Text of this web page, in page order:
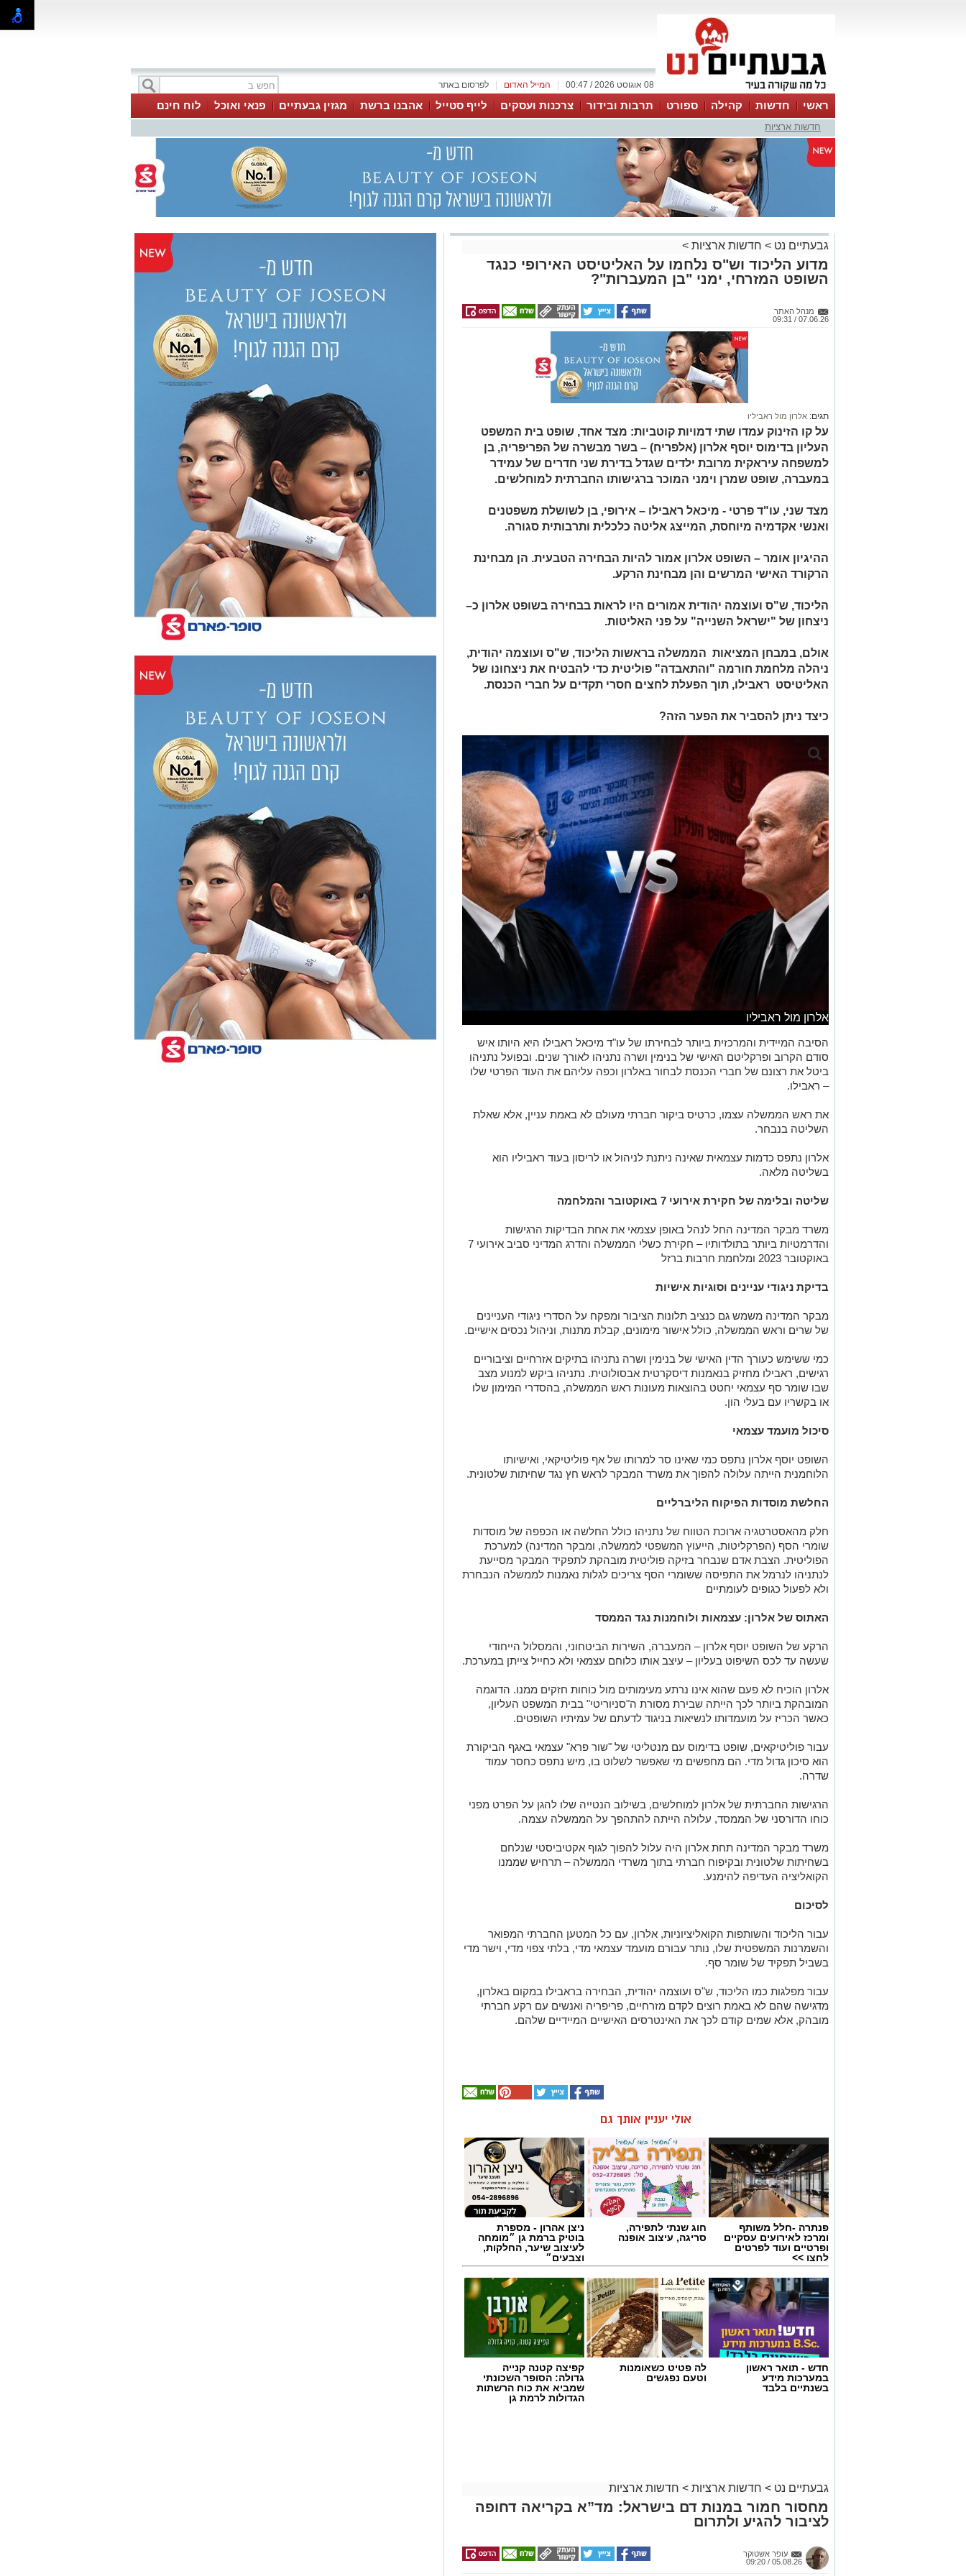
לפרסום באתר המייל האדום 08 אוגוסט 2026 / 00:47
ראשי חדשות קהילה ספורט תרבות ובידור צרכנות ועסקים לייף סטייל אהבנו ברשת מגזין גבעתיים פנאי ואוכל לוח חינם
חדשות ארציות
גבעתיים נט > חדשות ארציות >
מדוע הליכוד וש"ס נלחמו על האליטיסט האירופי כנגד
השופט המזרחי, ימני "בן המעברות"?
מנהל האתר
07.06.26 / 09:31
תגים: אלרון מול ראביליו
על קו הזינוק עמדו שתי דמויות קוטביות: מצד אחד, שופט בית המשפט
העליון בדימוס יוסף אלרון (אלפריח) – בשר מבשרה של הפריפריה, בן
למשפחה עיראקית מרובת ילדים שגדל בדירת שני חדרים של עמידר
במעברה, שופט שמרן וימני המוכר ברגישותו החברתית למוחלשים.
מצד שני, עו"ד פרטי - מיכאל ראבילו – אירופי, בן לשושלת משפטנים
ואנשי אקדמיה מיוחסת, המייצג אליטה כלכלית ותרבותית סגורה.
ההיגיון אומר – השופט אלרון אמור להיות הבחירה הטבעית. הן מבחינת
הרקורד האישי המרשים והן מבחינת הרקע.
הליכוד, ש"ס ועוצמה יהודית אמורים היו לראות בבחירה בשופט אלרון כ–
ניצחון של "ישראל השנייה" על פני האליטות.
אולם, במבחן המציאות הממשלה בראשות הליכוד, ש"ס ועוצמה יהודית,
ניהלה מלחמת חורמה "והתאבדה" פוליטית כדי להבטיח את ניצחונו של
האליטיסט ראבילו, תוך הפעלת לחצים חסרי תקדים על חברי הכנסת.
כיצד ניתן להסביר את הפער הזה?
אלרון מול ראביליו
הסיבה המיידית והמרכזית ביותר לבחירתו של עו"ד מיכאל ראבילו היא היותו איש
סודם הקרוב ופרקליטם האישי של בנימין ושרה נתניהו לאורך שנים. ובפועל נתניהו
ביטל את רצונם של חברי הכנסת לבחור באלרון וכפה עליהם את העוד הפרטי שלו
– ראבילו.
את ראש הממשלה עצמו, כרטיס ביקור חברתי מעולם לא באמת עניין, אלא שאלת
השליטה בנבחר.
אלרון נתפס כדמות עצמאית שאינה ניתנת לניהול או לריסון בעוד ראביליו הוא
בשליטה מלאה.
שליטה ובלימה של חקירת אירועי 7 באוקטובר והמלחמה
משרד מבקר המדינה החל לנהל באופן עצמאי את אחת הבדיקות הרגישות
והדרמטיות ביותר בתולדותיו – חקירת כשלי הממשלה והדרג המדיני סביב אירועי 7
באוקטובר 2023 ומלחמת חרבות ברזל
בדיקת ניגודי עניינים וסוגיות אישיות
מבקר המדינה משמש גם כנציב תלונות הציבור ומפקח על הסדרי ניגודי העניינים
של שרים וראש הממשלה, כולל אישור מימונים, קבלת מתנות, וניהול נכסים אישיים.
כמי ששימש כעורך הדין האישי של בנימין ושרה נתניהו בתיקים אזרחיים וציבוריים
רגישים, ראבילו מחזיק בנאמנות דיסקרטית אבסולוטית. נתניהו ביקש למנוע מצב
שבו שומר סף עצמאי יחטט בהוצאות מעונות ראש הממשלה, בהסדרי המימון שלו
או בקשריו עם בעלי הון.
סיכול מועמד עצמאי
השופט יוסף אלרון נתפס כמי שאינו סר למרותו של אף פוליטיקאי, ואישיותו
הלוחמנית הייתה עלולה להפוך את משרד המבקר לראש חץ נגד שחיתות שלטונית.
החלשת מוסדות הפיקוח הליברליים
חלק מהאסטרטגיה ארוכת הטווח של נתניהו כולל החלשה או הכפפה של מוסדות
שומרי הסף (הפרקליטות, הייעוץ המשפטי לממשלה, ומבקר המדינה) למערכת
הפוליטית. הצבת אדם שנבחר בזיקה פוליטית מובהקת לתפקיד המבקר מסייעת
לנתניהו לנרמל את התפיסה ששומרי הסף צריכים לגלות נאמנות לממשלה הנבחרת
ולא לפעול כגופים לעומתיים
האתוס של אלרון: עצמאות ולוחמנות נגד הממסד
הרקע של השופט יוסף אלרון – המעברה, השירות הביטחוני, והמסלול הייחודי
שעשה עד לכס השיפוט בעליון – עיצב אותו כלוחם עצמאי ולא כחייל צייתן במערכת.
אלרון הוכיח לא פעם שהוא אינו נרתע מעימותים מול כוחות חזקים ממנו. הדוגמה
המובהקת ביותר לכך הייתה שבירת מסורת ה"סניוריטי" בבית המשפט העליון,
כאשר הכריז על מועמדותו לנשיאות בניגוד לדעתם של עמיתיו השופטים.
עבור פוליטיקאים, שופט בדימוס עם מנטליטי של "שור פרא" עצמאי באגף הביקורת
הוא סיכון גדול מדי. הם מחפשים מי שאפשר לשלוט בו, מיש נתפס כחסר עמוד
שדרה.
הרגישות החברתית של אלרון למוחלשים, בשילוב הנטייה שלו להגן על הפרט מפני
כוחו הדורסני של הממסד, עלולה הייתה להתהפך על הממשלה עצמה.
משרד מבקר המדינה תחת אלרון היה עלול להפוך לגוף אקטיביסטי שנלחם
בשחיתות שלטונית ובקיפוח חברתי בתוך משרדי הממשלה – תרחיש שממנו
הקואליציה העדיפה להימנע.
לסיכום
עבור הליכוד והשותפות הקואליציוניות, אלרון, עם כל המטען החברתי המפואר
והשמרנות המשפטית שלו, נותר עבורם מועמד עצמאי מדי, בלתי צפוי מדי, וישר מדי
בשביל תפקיד של שומר סף.
עבור מפלגות כמו הליכוד, ש"ס ועוצמה יהודית, הבחירה בראבילו במקום באלרון,
מדגישה שהם לא באמת רוצים לקדם מזרחיים, פריפריה ואנשים עם רקע חברתי
מובהק, אלא שמים קודם לכך את האינטרסים האישיים המיידיים שלהם.
אולי יעניין אותך גם
פנתרה -חלל משותף
ומרכז לאירועים עסקיים
ופרטיים ועוד לפרטים
לחצו >>
חוג שנתי לתפירה,
סריגה, עיצוב אופנה
ניצן אהרון - מספרת
בוטיק ברמת גן ״מומחה
לעיצוב שיער, החלקות,
וצבעים״
חדש - תואר ראשון
במערכות מידע
בשנתיים בלבד
לה פטיט כשאומנות
וטעם נפגשים
קפיצה קטנה קנייה
גדולה: הסופר השכונתי
שמביא את כוח הרשתות
הגדולות לרמת גן
גבעתיים נט > חדשות ארציות > חדשות ארציות
מחסור חמור במנות דם בישראל: מד”א בקריאה דחופה
לציבור להגיע ולתרום
עופר אשטוקר
05.08.26 / 09:20